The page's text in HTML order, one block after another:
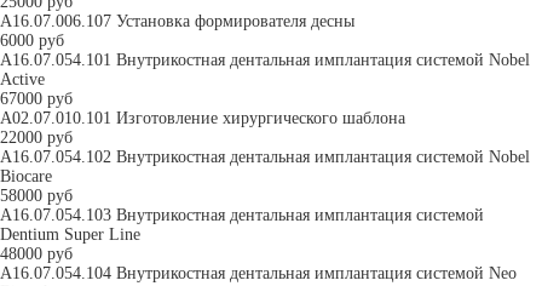
A16.07.006.107 Установка формирователя десны
6000 руб
A16.07.054.101 Внутрикостная дентальная имплантация системой Nobel
Active
67000 руб
А02.07.010.101 Изготовление хирургического шаблона
22000 руб
A16.07.054.102 Внутрикостная дентальная имплантация системой Nobel
Biocare
58000 руб
A16.07.054.103 Внутрикостная дентальная имплантация системой
Dentium Super Line
48000 руб
A16.07.054.104 Внутрикостная дентальная имплантация системой Neo